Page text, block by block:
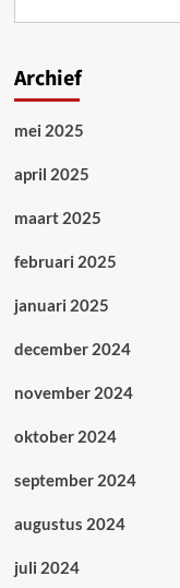
Archief
mei 2025
april 2025
maart 2025
februari 2025
januari 2025
december 2024
november 2024
oktober 2024
september 2024
augustus 2024
juli 2024